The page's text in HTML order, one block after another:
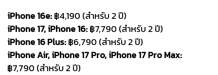
iPhone 16e:฿4,190 (สำหรับ 2 ปี)
iPhone 17, iPhone 16:฿7,790 (สำหรับ 2 ปี)
iPhone 16 Plus:฿6,790 (สำหรับ 2 ปี)
iPhone Air, iPhone 17 Pro, iPhone 17 Pro Max:
฿7,790 (สำหรับ 2 ปี)